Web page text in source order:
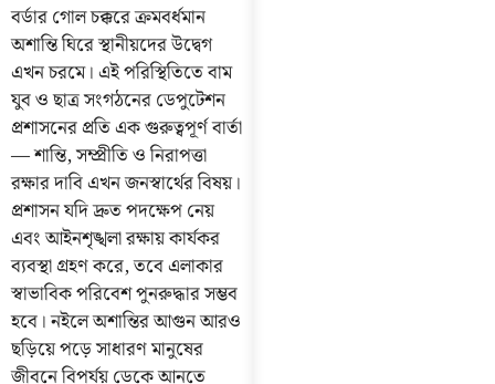
বর্ডার গোল চক্করে ক্রমবর্ধমান
অশান্তি ঘিরে স্থানীয়দের উদ্বেগ
এখন চরমে। এই পরিস্থিতিতে বাম
যুব ও ছাত্র সংগঠনের ডেপুটেশন
প্রশাসনের প্রতি এক গুরুত্বপূর্ণ বার্তা
— শান্তি, সম্প্রীতি ও নিরাপত্তা
রক্ষার দাবি এখন জনস্বার্থের বিষয়।
প্রশাসন যদি দ্রুত পদক্ষেপ নেয়
এবং আইনশৃঙ্খলা রক্ষায় কার্যকর
ব্যবস্থা গ্রহণ করে, তবে এলাকার
স্বাভাবিক পরিবেশ পুনরুদ্ধার সম্ভব
হবে। নইলে অশান্তির আগুন আরও
ছড়িয়ে পড়ে সাধারণ মানুষের
জীবনে বিপর্যয় ডেকে আনতে